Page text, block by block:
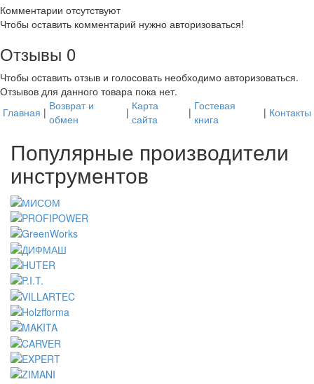
Комментарии отсутствуют
Чтобы оставить комментарий нужно авторизоваться!
Отзывы 0
Чтобы оcтавить отзыв и голосовать необходимо авторизоваться.
Отзывов для данного товара пока нет.
Главная | Возврат и
обмен
| Карта
сайта
| Гостевая
книга
| Контакты
Популярные производители
инструментов